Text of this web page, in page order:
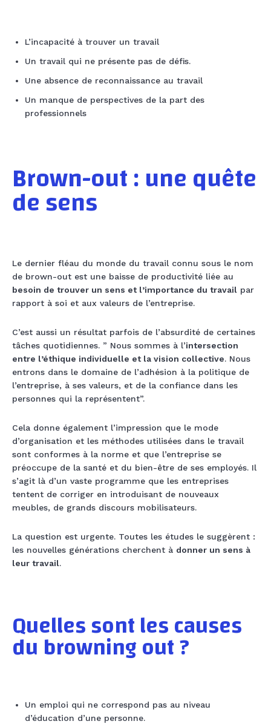
L’incapacité à trouver un travail
Un travail qui ne présente pas de défis.
Une absence de reconnaissance au travail
Un manque de perspectives de la part des
professionnels
Brown-out : une quête
de sens
Le dernier fléau du monde du travail connu sous le nom
de brown-out est une baisse de productivité liée au
besoin de trouver un sens et l’importance du travail par
rapport à soi et aux valeurs de l’entreprise.
C’est aussi un résultat parfois de l’absurdité de certaines
tâches quotidiennes. ” Nous sommes à l’intersection
entre l’éthique individuelle et la vision collective. Nous
entrons dans le domaine de l’adhésion à la politique de
l’entreprise, à ses valeurs, et de la confiance dans les
personnes qui la représentent”.
Cela donne également l’impression que le mode
d’organisation et les méthodes utilisées dans le travail
sont conformes à la norme et que l’entreprise se
préoccupe de la santé et du bien-être de ses employés. Il
s’agit là d’un vaste programme que les entreprises
tentent de corriger en introduisant de nouveaux
meubles, de grands discours mobilisateurs.
La question est urgente. Toutes les études le suggèrent :
les nouvelles générations cherchent à donner un sens à
leur travail.
Quelles sont les causes
du browning out ?
Un emploi qui ne correspond pas au niveau
d’éducation d’une personne.